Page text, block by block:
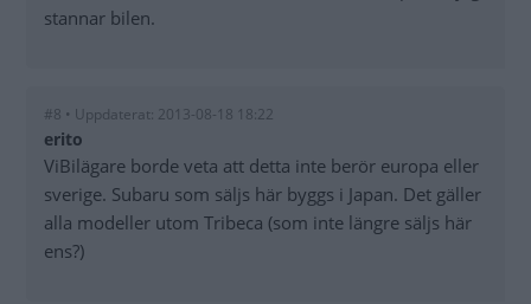
stannar bilen.
#8 • Uppdaterat: 2013-08-18 18:22
erito
ViBilägare borde veta att detta inte berör europa eller
sverige. Subaru som säljs här byggs i Japan. Det gäller
alla modeller utom Tribeca (som inte längre säljs här
ens?)